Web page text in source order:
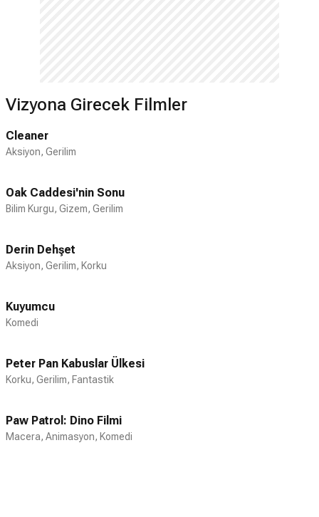
Vizyona Girecek Filmler
Cleaner
Aksiyon, Gerilim
Oak Caddesi'nin Sonu
Bilim Kurgu, Gizem, Gerilim
Derin Dehşet
Aksiyon, Gerilim, Korku
Kuyumcu
Komedi
Peter Pan Kabuslar Ülkesi
Korku, Gerilim, Fantastik
Paw Patrol: Dino Filmi
Macera, Animasyon, Komedi